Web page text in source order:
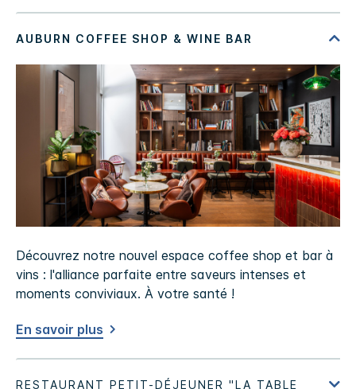
Découvrez notre nouvel espace coffee shop et bar à
vins : l'alliance parfaite entre saveurs intenses et
moments conviviaux. À votre santé !
En savoir plus